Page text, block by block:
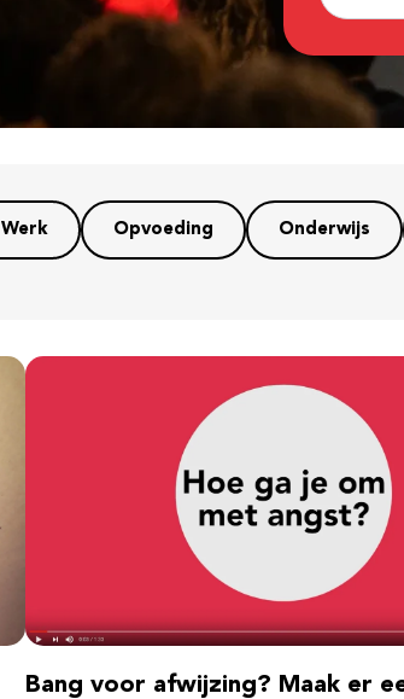
Werk Opvoeding Onderwijs
Bang voor afwijzing? Maak er